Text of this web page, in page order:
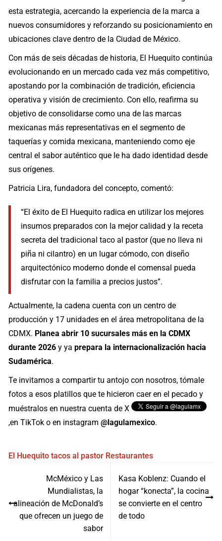
esta estrategia, acercando la experiencia de la marca a
nuevos consumidores y reforzando su posicionamiento en
ubicaciones clave dentro de la Ciudad de México.
Con más de seis décadas de historia, El Huequito continúa
evolucionando en un mercado cada vez más competitivo,
apostando por la combinación de tradición, eficiencia
operativa y visión de crecimiento. Con ello, reafirma su
objetivo de consolidarse como una de las marcas
mexicanas más representativas en el segmento de
taquerías y comida mexicana, manteniendo como eje
central el sabor auténtico que le ha dado identidad desde
sus orígenes.
Patricia Lira, fundadora del concepto, comentó:
“El éxito de El Huequito radica en utilizar los mejores
insumos preparados con la mejor calidad y la receta
secreta del tradicional taco al pastor (que no lleva ni
piña ni cilantro) en un lugar cómodo, con diseño
arquitectónico moderno donde el comensal pueda
disfrutar con la familia a precios justos”.
Actualmente, la cadena cuenta con un centro de
producción y 17 unidades en el área metropolitana de la
CDMX. Planea abrir 10 sucursales más en la CDMX
durante 2026 y yaprepara la internacionalización hacia
Sudamérica.
Te invitamos a compartir tu antojo con nosotros, tómale
fotos a esos platillos que te hicieron caer en el pecado y
muéstralos en nuestra cuenta de X
,en TikTok o en instagram@lagulamexico.
El Huequito tacos al pastor Restaurantes
entradas
McMéxico y Las
Mundialistas, la
alineación de McDonald’s
que ofrecen un juego de
sabor
Kasa Koblenz: Cuando el
hogar “konecta”, la cocina
se convierte en el centro
de todo